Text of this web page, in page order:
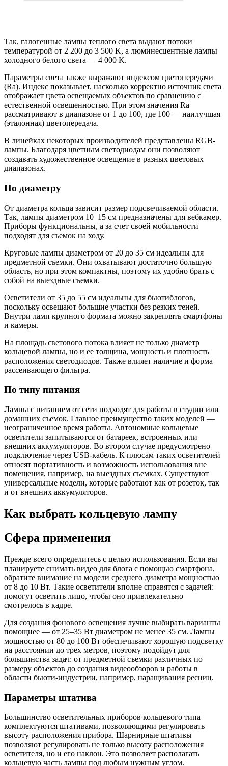
Так, галогенные лампы теплого света выдают потоки
температурой от 2 200 до 3 500 K, а люминесцентные лампы
холодного белого света — 4 000 K.
Параметры света также выражают индексом цветопередачи
(Ra). Индекс показывает, насколько корректно источник света
отображает цвета освещаемых объектов по сравнению с
естественной освещенностью. При этом значения Ra
рассматривают в диапазоне от 1 до 100, где 100 — наилучшая
(эталонная) цветопередача.
В линейках некоторых производителей представлены RGB-
лампы. Благодаря цветным светодиодам они позволяют
создавать художественное освещение в разных цветовых
диапазонах.
По диаметру
От диаметра кольца зависит размер подсвечиваемой области.
Так, лампы диаметром 10–15 см предназначены для вебкамер.
Приборы функциональны, а за счет своей мобильности
подходят для съемок на ходу.
Круговые лампы диаметром от 20 до 35 см идеальны для
предметной съемки. Они охватывают достаточно большую
область, но при этом компактны, поэтому их удобно брать с
собой на выездные съемки.
Осветители от 35 до 55 см идеальны для бьютиблогов,
поскольку освещают большие участки без резких теней.
Внутри ламп крупного формата можно закреплять смартфоны
и камеры.
На площадь светового потока влияет не только диаметр
кольцевой лампы, но и ее толщина, мощность и плотность
расположения светодиодов. Также влияет наличие и форма
рассеивающего фильтра.
По типу питания
Лампы с питанием от сети подходят для работы в студии или
домашних съемок. Главное преимущество таких моделей —
неограниченное время работы. Автономные кольцевые
осветители запитываются от батареек, встроенных или
внешних аккумуляторов. Во втором случае предусмотрено
подключение через USB-кабель. К плюсам таких осветителей
относят портативность и возможность использования вне
помещения, например, на выездных съемках. Существуют
универсальные модели, которые работают как от розеток, так
и от внешних аккумуляторов.
Как выбрать кольцевую лампу
Сфера применения
Прежде всего определитесь с целью использования. Если вы
планируете снимать видео для блога с помощью смартфона,
обратите внимание на модели среднего диаметра мощностью
от 8 до 10 Вт. Такие осветители вполне справятся с задачей:
помогут осветить лицо, чтобы оно привлекательно
смотрелось в кадре.
Для создания фонового освещения лучше выбирать варианты
помощнее — от 25–35 Вт диаметром не менее 35 см. Лампы
мощностью от 80 до 100 Вт обеспечивают хорошую подсветку
на расстоянии до трех метров, поэтому подойдут для
большинства задач: от предметной съемки различных по
размеру объектов до создания видеообзоров и работы в
области бьюти-индустрии, например, наращивания ресниц.
Параметры штатива
Большинство осветительных приборов кольцевого типа
комплектуются штативами, позволяющими регулировать
высоту расположения прибора. Шарнирные штативы
позволяют регулировать не только высоту расположения
осветителя, но и его наклон. Это позволяет располагать
кольцевую часть лампы под любым нужным углом.